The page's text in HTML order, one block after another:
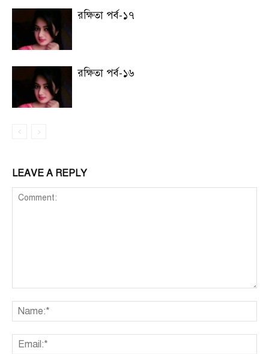
রক্ষিতা পর্ব-১৭
রক্ষিতা পর্ব-১৬
LEAVE A REPLY